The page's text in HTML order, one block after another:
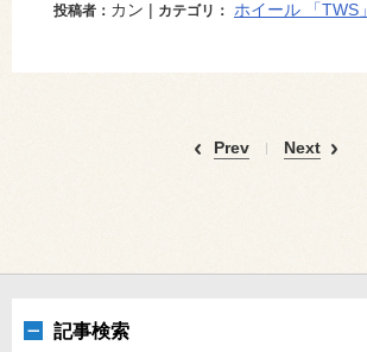
投稿者： カン | カテゴリ： ホイール 「TWS」
Prev Next
記事検索